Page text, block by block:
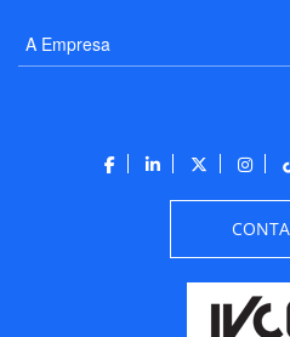
A Empresa